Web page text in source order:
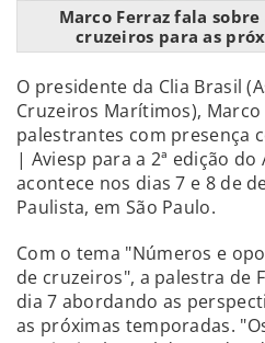
Marco Ferraz fala
cruzeiros para as
O presidente da Clia Brasil
Cruzeiros Marítimos),
palestrantes com presença
| Aviesp para a 2ª edição do
acontece nos dias 7 e 8 de
Paulista, em São Paulo.
Com o tema "Números e
de cruzeiros", a palestra de
dia 7 abordando as
as próximas temporadas.